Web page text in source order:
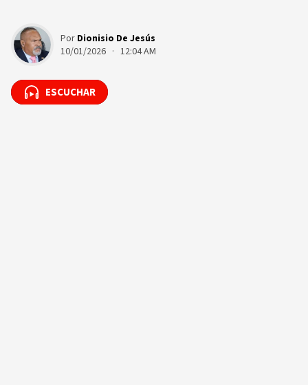
Por Dionisio De Jesús
10/01/2026 · 12:04 AM
ESCUCHAR
ESCUCHAR